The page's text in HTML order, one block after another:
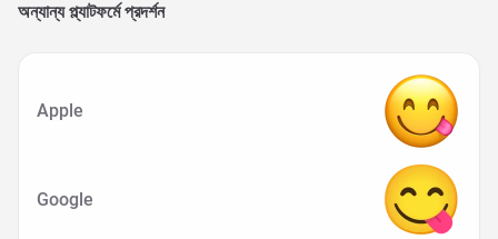
অন্যান্য প্ল্যাটফর্মে প্রদর্শন
Apple
Google